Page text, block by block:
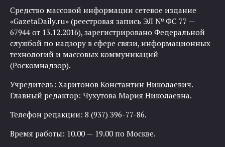
Средство массовой информации сетевое издание
«GazetaDaily.ru» (реестровая запись ЭЛ № ФС 77 —
67944 от 13.12.2016), зарегистрировано Федеральной
службой по надзору в сфере связи, информационных
технологий и массовых коммуникаций
(Роскомнадзор).
Учредитель: Харитонов Константин Николаевич.
Главный редактор: Чухутова Мария Николаевна.
Телефон редакции: 8 (937) 396-77-86.
Время работы: 10.00 — 19.00 по Москве.